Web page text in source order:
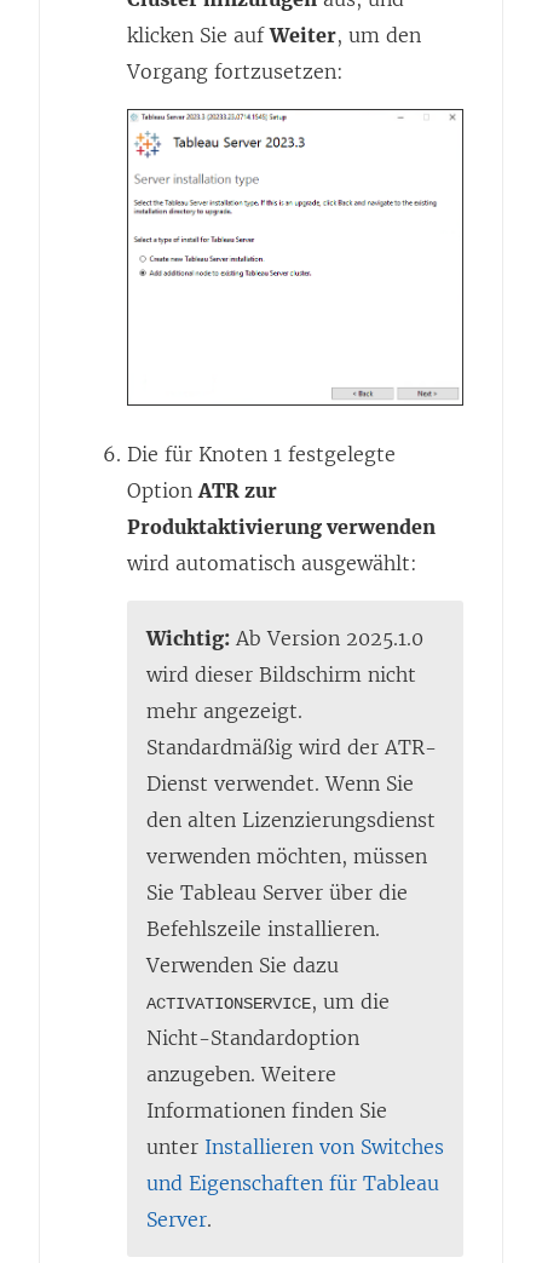
klicken Sie aufWeiter, um den
Vorgang fortzusetzen:
Die für Knoten 1 festgelegte
OptionATR zur
Produktaktivierung verwenden
wird automatisch ausgewählt:
Wichtig: Ab Version 2025.1.0
wird dieser Bildschirm nicht
mehr angezeigt.
Standardmäßig wird der ATR-
Dienst verwendet. Wenn Sie
den alten Lizenzierungsdienst
verwenden möchten, müssen
Sie Tableau Server über die
Befehlszeile installieren.
Verwenden Sie dazu
ACTIVATIONSERVICE, um die
Nicht-Standardoption
anzugeben. Weitere
Informationen finden Sie
unter Installieren von Switches
und Eigenschaften für Tableau
Server.